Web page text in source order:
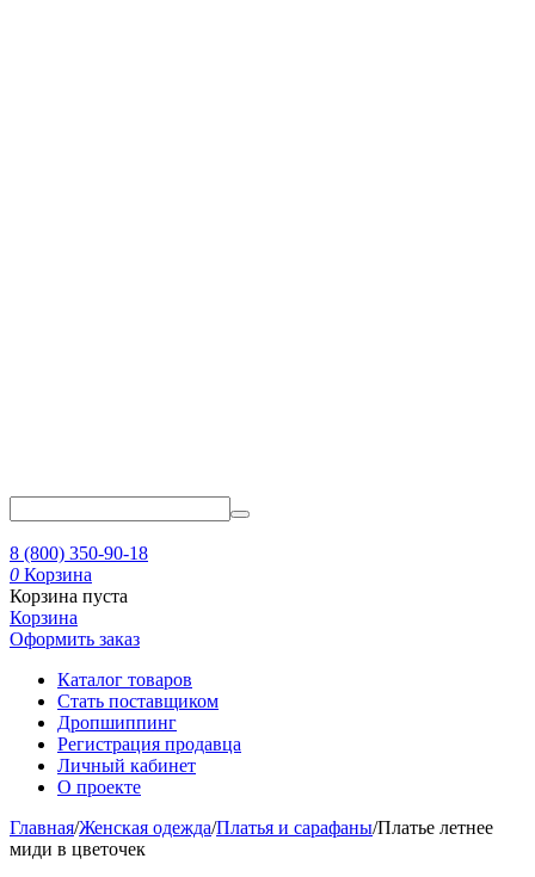
8 (800) 350-90-18
0 Корзина
Корзина пуста
Корзина
Оформить заказ
Каталог товаров
Стать поставщиком
Дропшиппинг
Регистрация продавца
Личный кабинет
О проекте
Главная/Женская одежда/Платья и сарафаны/Платье летнее
миди в цветочек